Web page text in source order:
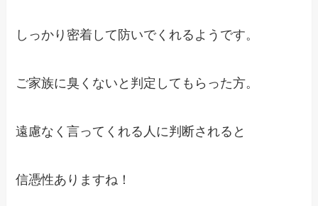
しっかり密着して防いでくれるようです。
ご家族に臭くないと判定してもらった方。
遠慮なく言ってくれる人に判断されると
信憑性ありますね！